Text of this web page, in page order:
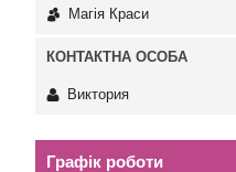
Магія Краси
Виктория
Графік роботи